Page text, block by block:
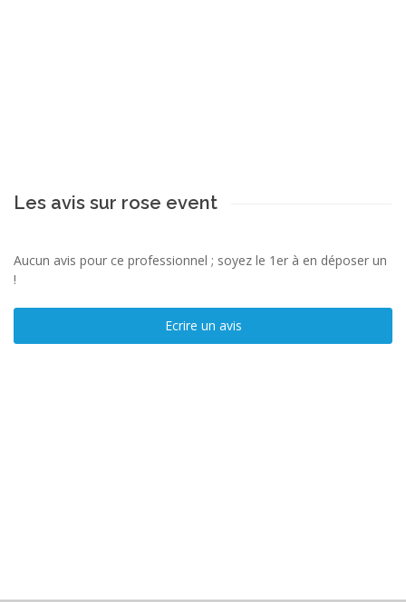
Les avis sur rose event
Aucun avis pour ce professionnel ; soyez le 1er à en déposer un
!
Ecrire un avis